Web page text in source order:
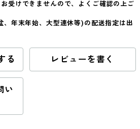
受けできませんので、よくご確認の上ご
年末年始、大型連休等)の配送指定は出
る レビューを書く
い